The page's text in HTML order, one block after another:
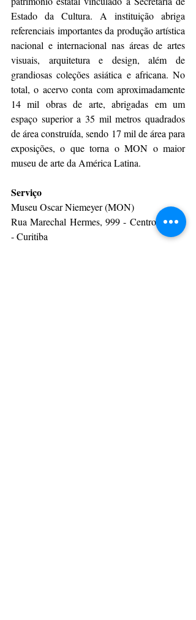
Estado da Cultura. A instituição abriga
referenciais importantes da produção artística
nacional e internacional nas áreas de artes
visuais, arquitetura e design, além de
grandiosas coleções asiática e africana. No
total, o acervo conta com aproximadamente
14 mil obras de arte, abrigadas em um
espaço superior a 35 mil metros quadrados
de área construída, sendo 17 mil de área para
exposições, o que torna o MON o maior
museu de arte da América Latina.
Serviço
Museu Oscar Niemeyer (MON)
Rua Marechal Hermes, 999 - Centro Cívico
- Curitiba